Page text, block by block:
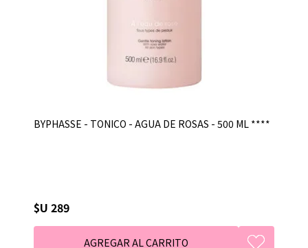
BYPHASSE - TONICO - AGUA DE ROSAS - 500 ML ****
$U 289